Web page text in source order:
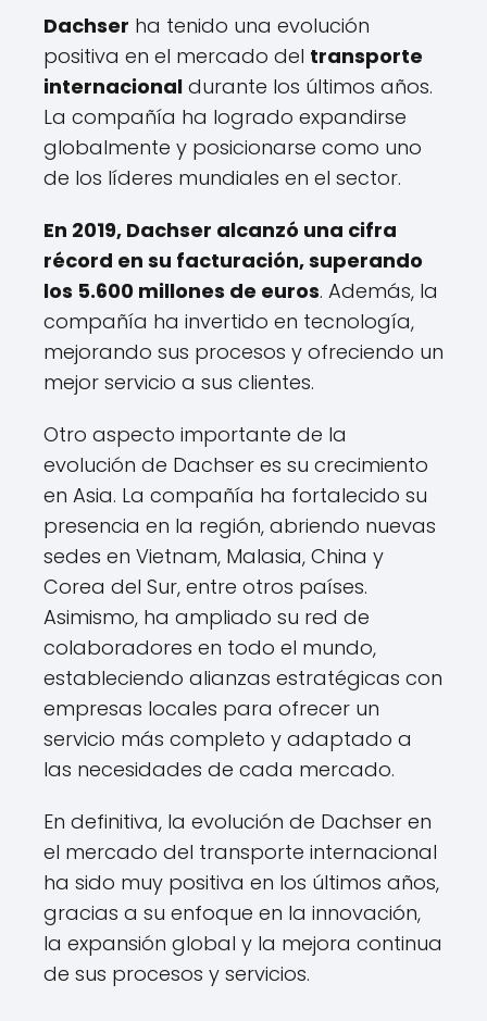
Dachser ha tenido una evolución
positiva en el mercado del transporte
internacional durante los últimos años.
La compañía ha logrado expandirse
globalmente y posicionarse como uno
de los líderes mundiales en el sector.
En 2019, Dachser alcanzó una cifra
récord en su facturación, superando
los 5.600 millones de euros. Además, la
compañía ha invertido en tecnología,
mejorando sus procesos y ofreciendo un
mejor servicio a sus clientes.
Otro aspecto importante de la
evolución de Dachser es su crecimiento
en Asia. La compañía ha fortalecido su
presencia en la región, abriendo nuevas
sedes en Vietnam, Malasia, China y
Corea del Sur, entre otros países.
Asimismo, ha ampliado su red de
colaboradores en todo el mundo,
estableciendo alianzas estratégicas con
empresas locales para ofrecer un
servicio más completo y adaptado a
las necesidades de cada mercado.
En definitiva, la evolución de Dachser en
el mercado del transporte internacional
ha sido muy positiva en los últimos años,
gracias a su enfoque en la innovación,
la expansión global y la mejora continua
de sus procesos y servicios.